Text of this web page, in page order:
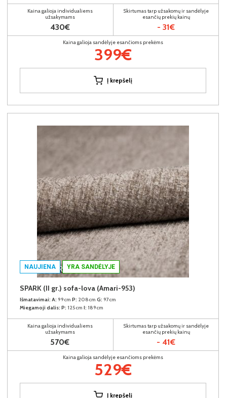
Kaina galioja individualiems
užsakymams
430€
Skirtumas tarp užsakomų ir sandėlyje
esančių prekių kainų
- 31€
Kaina galioja sandėlyje esančioms prekėms
399€
Į krepšelį
NAUJIENA YRA SANDĖLYJE
SPARK (II gr.) sofa-lova (Amari-953)
Išmatavimai: A: 99cm P: 208cm G: 97cm
Miegamoji dalis: P: 125cm I: 189cm
Kaina galioja individualiems
užsakymams
570€
Skirtumas tarp užsakomų ir sandėlyje
esančių prekių kainų
- 41€
Kaina galioja sandėlyje esančioms prekėms
529€
Į krepšelį